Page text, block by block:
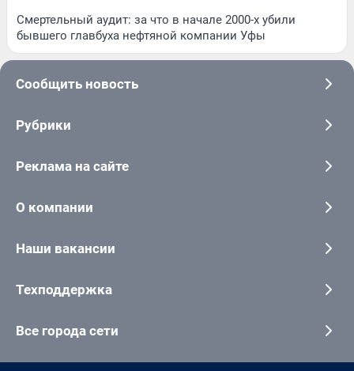
Смертельный аудит: за что в начале 2000-х убили
бывшего главбуха нефтяной компании Уфы
Сообщить новость
Рубрики
Реклама на сайте
О компании
Наши вакансии
Техподдержка
Все города сети